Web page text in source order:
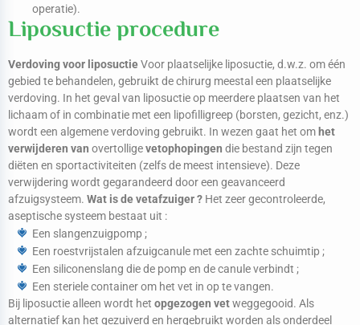
operatie).
Liposuctie procedure
Verdoving voor liposuctieVoor plaatselijke liposuctie, d.w.z. om één
gebied te behandelen, gebruikt de chirurg meestal een plaatselijke
verdoving. In het geval van liposuctie op meerdere plaatsen van het
lichaam of in combinatie met een lipofilligreep (borsten, gezicht, enz.)
wordt een algemene verdoving gebruikt. In wezen gaat het om het
verwijderen van overtolligevetophopingen die bestand zijn tegen
diëten en sportactiviteiten (zelfs de meest intensieve). Deze
verwijdering wordt gegarandeerd door een geavanceerd
afzuigsysteem. Wat is de vetafzuiger ? Het zeer gecontroleerde,
aseptische systeem bestaat uit :
Een slangenzuigpomp ;
Een roestvrijstalen afzuigcanule met een zachte schuimtip ;
Een siliconenslang die de pomp en de canule verbindt ;
Een steriele container om het vet in op te vangen.
Bij liposuctie alleen wordt het opgezogen vetweggegooid. Als
alternatief kan het gezuiverd en hergebruikt worden als onderdeel